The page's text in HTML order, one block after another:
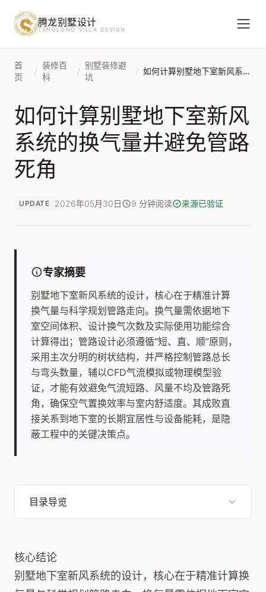
腾龙别墅设计
TENGLONG VILLA DESIGN
首
页
/
装修百
科
/
别墅装修避
坑
/ 如何计算别墅地下室新风系统的换气量并避免管路死角
如何计算别墅地下室新风
系统的换气量并避免管路
死角
UPDATE 2026年05月30日 9 分钟阅读 来源已验证
专家摘要
别墅地下室新风系统的设计，核心在于精准计算
换气量与科学规划管路走向。换气量需依据地下
室空间体积、设计换气次数及实际使用功能综合
计算得出；管路设计必须遵循“短、直、顺”原则，
采用主次分明的树状结构，并严格控制管路总长
与弯头数量，辅以CFD气流模拟或物理模型验
证，才能有效避免气流短路、风量不均及管路死
角，确保空气置换效率与室内舒适度。其成败直
接关系到地下室的长期宜居性与设备能耗，是隐
蔽工程中的关键决策点。
目录导览
核心结论
别墅地下室新风系统的设计，核心在于精准计算换
预约设计咨询
姓名*
手机号 *
房屋面积（㎡）